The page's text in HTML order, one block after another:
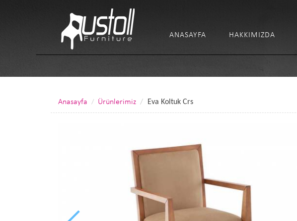
ANASAYFA HAKKIMIZDA
Anasayfa Ürünlerimiz Eva Koltuk Crs